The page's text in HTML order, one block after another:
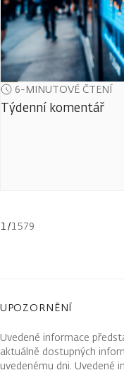
6-MINUTOVÉ ČTENÍ
Týdenní komentář
1/1579
UPOZORNĚNÍ
Uvedené informace
aktuálně dostupných
uvedenému dni. Uvedené